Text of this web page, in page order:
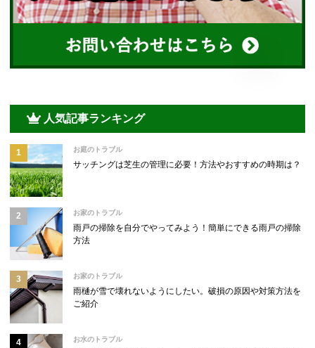
人気記事ランキング
お庭のトラブル
サッチングは芝生の管理に必要！方法やおすすめの時期は？
お家のトラブル
雨戸の掃除を自分でやってみよう！簡単にできる雨戸の掃除
方法
お家のトラブル
雨樋が雪で壊れないようにしたい。破損の原因や対策方法を
ご紹介
お水のトラブル